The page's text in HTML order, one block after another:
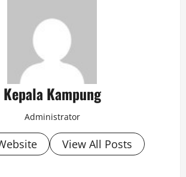
Kepala Kampung
Administrator
View All Posts